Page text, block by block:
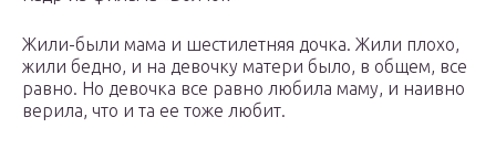
Жили-были мама и шестилетняя дочка. Жили плохо,
жили бедно, и на девочку матери было, в общем, все
равно. Но девочка все равно любила маму, и наивно
верила, что и та ее тоже любит.